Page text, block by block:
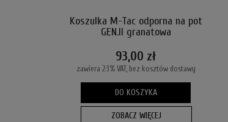
Koszulka M-Tac odporna na pot
GEN.II granatowa
93,00 zł
zawiera 23% VAT, bez kosztów dostawy
DO KOSZYKA
ZOBACZ WIĘCEJ